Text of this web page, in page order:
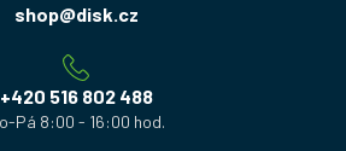
shop@disk.cz
+420 516 802 488